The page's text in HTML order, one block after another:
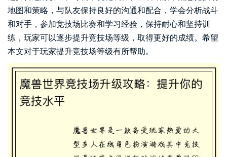
地图和策略，与队友保持良好的沟通和配合，学会分析战斗
和对手，参加竞技场比赛和学习经验，保持耐心和坚持训
练，玩家可以逐步提升竞技场等级，取得更好的成绩。希望
本文对于玩家提升竞技场等级有所帮助。